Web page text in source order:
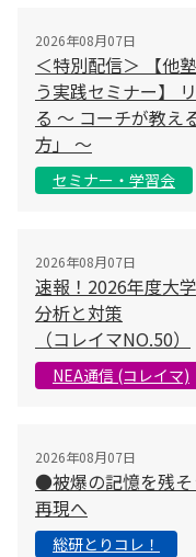
2026年08月07日
＜特別配信＞ 【他
う実践セミナー】
る 〜 コーチが教え
方」 〜
セミナー・学習会
2026年08月07日
速報！2026年度大
分析と対策
（コレイマNO.50）
NEA通信 (コレイマ)
2026年08月07日
●被爆の記憶を残そ
再現へ
総研とりコレ！